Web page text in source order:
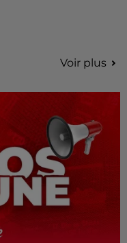
Voir plus